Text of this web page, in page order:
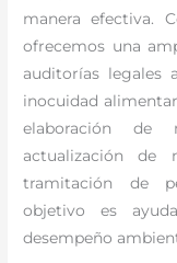
manera efectiva.
ofrecemos una
auditorías legales
inocuidad
elaboración de
actualización de
tramitación de
objetivo es
desempeño